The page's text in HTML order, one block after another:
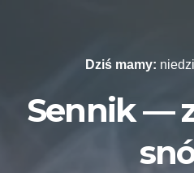
Dziś mamy:
Sennik —